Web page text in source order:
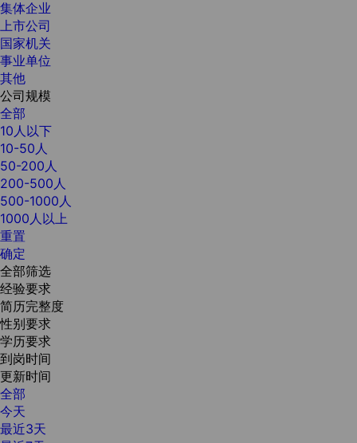
集体企业
上市公司
国家机关
事业单位
其他
公司规模
全部
10人以下
10-50人
50-200人
200-500人
500-1000人
1000人以上
重置
确定
全部筛选
经验要求
简历完整度
性别要求
学历要求
到岗时间
更新时间
全部
今天
最近3天